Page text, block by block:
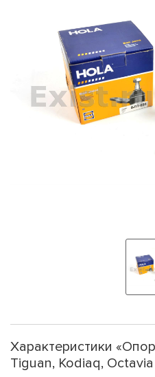
Характеристики
Tiguan, Kodiaq,